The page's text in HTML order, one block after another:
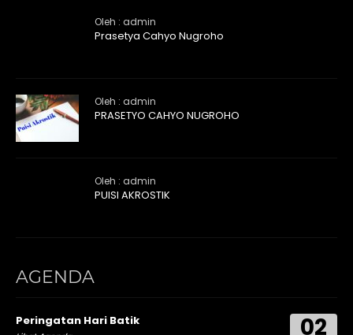
Oleh : admin
Prasetya Cahyo Nugroho
Oleh : admin
PRASETYO CAHYO NUGROHO
Oleh : admin
PUISI AKROSTIK
AGENDA
02
Peringatan Hari Batik